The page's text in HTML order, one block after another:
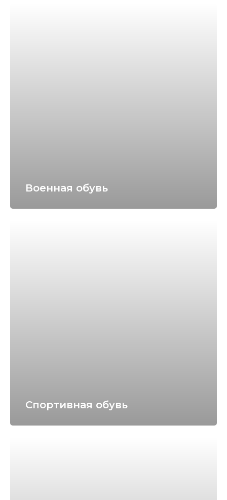
Военная обувь
Спортивная обувь